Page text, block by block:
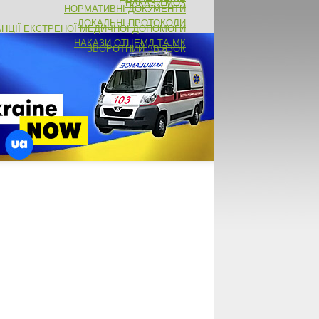
НОРМАТИВНІ ДОКУМЕНТИ
НАКАЗИ МОЗ
ЛОКАЛЬНІ ПРОТОКОЛИ
НАКАЗИ ОТЦЕМД ТА МК
ЕКСТРЕНОЇ МЕДИЧНОЇ ДОПОМОГИ
ЗВОРОТНИЙ ЗВ'ЯЗОК